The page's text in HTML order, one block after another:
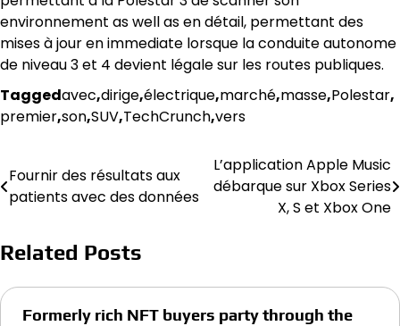
environnement as well as en détail, permettant des
mises à jour en immediate lorsque la conduite autonome
de niveau 3 et 4 devient légale sur les routes publiques.
Taggedavec,dirige,électrique,marché,masse,Polestar,
premier,son,SUV,TechCrunch,vers
Post
navigation
Fournir des résultats aux
patients avec des données
L’application Apple Music
débarque sur Xbox Series
X, S et Xbox One
Related Posts
Formerly rich NFT buyers party through the